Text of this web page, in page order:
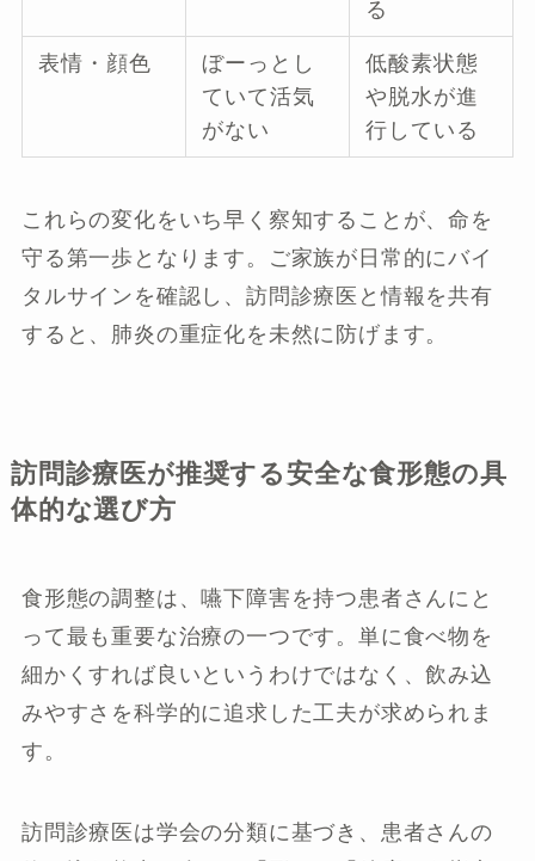
る
表情・顔色
ぼーっとし
ていて活気
がない
低酸素状態
や脱水が進
行している
これらの変化をいち早く察知することが、命を
守る第一歩となります。ご家族が日常的にバイ
タルサインを確認し、訪問診療医と情報を共有
すると、肺炎の重症化を未然に防げます。
訪問診療医が推奨する安全な食形態の具
体的な選び方
食形態の調整は、嚥下障害を持つ患者さんにと
って最も重要な治療の一つです。単に食べ物を
細かくすれば良いというわけではなく、飲み込
みやすさを科学的に追求した工夫が求められま
す。
訪問診療医は学会の分類に基づき、患者さんの